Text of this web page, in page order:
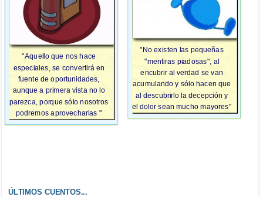
"Aquello que nos hace
especiales, se convertirá en
fuente de oportunidades,
aunque a primera vista no lo
parezca, porque sólo nosotros
podremos aprovecharlas "
"No existen las pequeñas
"mentiras piadosas", al
encubrir al verdad se van
acumulando y sólo hacen que
al descubrirlo la decepción y
el dolor sean mucho mayores"
ÚLTIMOS CUENTOS...